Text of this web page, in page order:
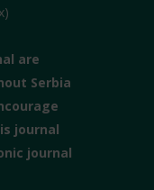
are
Serbia
journal
journal